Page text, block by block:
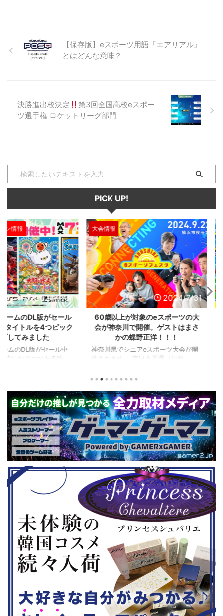
ダソウマ／live ＜予選による出場
権獲得選手＞ SAKI／せたなぎ／
【保存版】eスポーツ用語『エアリアル』
とはどんな意味？
決勝進出校決定
第3回全国高校eスポー
ツ選手権 ロケットリーグ部門
PICK UP!
2024/7/31
がセール
4つピック
た
セール中
ある昨
ルを独自に
。（類似し
ゲーム、長
ム） 注目
セット』
ホラーゲー
『鉄拳8
大会情報
2024/7/31
60歳以上が対象のeスポーツの大
会が神奈川で開催。ゲストはまさ
かの蝶野正洋！！！
神奈川県でシニアeスポーツ大会が開
催されます。 東日本予選（福島
選（神奈川県）の優勝者3名が決勝大
仕様。ご当地キャラクターによる対戦
も見られるとのことなので、家族で楽
しめるイベントになっているようで
す。 ちなみに、ゲストのプロレスラ
ーである蝶野正洋さんは今年60歳に
なるそうです。トークセッションに登
場しますよ。 この記事のポイント ・
大会参加者は60歳以上 ・3地区で予
選あり。予選は8月24日、25日と9月
22日。本戦は9月22日（事前エ ...
セール、クー
セガのサ
『ユニコ
ファンから
や編成や育
クなどが話
売されたば
要チェック
ル」に『ユ
登場！『龍
リロード』
は、
ンドーeショ
...